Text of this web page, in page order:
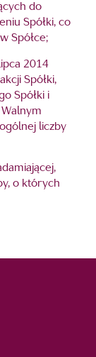
do
Spółki, co
Spółce;
2014
Spółki,
Spółki i
liczby
o których